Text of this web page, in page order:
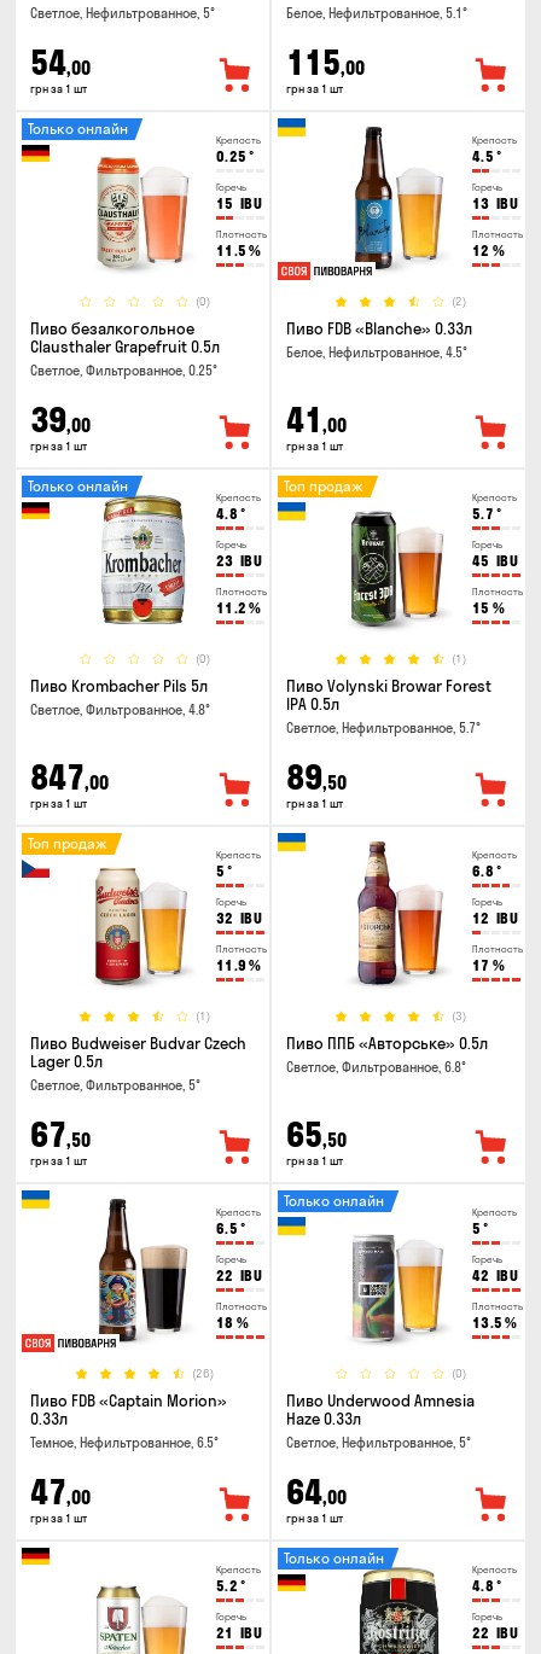
Светлое, Нефильтрованное, 5°
54,00
грн за 1 шт
Белое, Нефильтрованное, 5.1°
115,00
грн за 1 шт
Крепость
0.25 °
Горечь
15 IBU
Плотность
11.5 %
(0)
Только онлайн
Пиво безалкогольное
Clausthaler Grapefruit 0.5л
Светлое, Фильтрованное, 0.25°
39,00
грн за 1 шт
Крепость
4.5 °
Горечь
13 IBU
Плотность
12 %
(2)
Пиво FDB «Blanche» 0.33л
Белое, Нефильтрованное, 4.5°
41 ,00
грн за 1 шт
Крепость
4.8 °
Горечь
23 IBU
Плотность
11.2 %
(0)
Только онлайн
Пиво Krombacher Pils 5л
Светлое, Фильтрованное, 4.8°
847,00
грн за 1 шт
Крепость
5.7 °
Горечь
45 IBU
Плотность
15 %
(1)
Топ продаж
Пиво Volynski Browar Forest
IPA 0.5л
Светлое, Нефильтрованное, 5.7°
89,50
грн за 1 шт
Крепость
5 °
Горечь
32 IBU
Плотность
11.9 %
(1)
Топ продаж
Пиво Budweiser Budvar Czech
Lager 0.5л
Светлое, Фильтрованное, 5°
67,50
грн за 1 шт
Крепость
6.8 °
Горечь
12 IBU
Плотность
17 %
(3)
Пиво ППБ «Авторське» 0.5л
Светлое, Фильтрованное, 6.8°
65,50
грн за 1 шт
Крепость
6.5 °
Горечь
22 IBU
Плотность
18 %
(26)
Пиво FDB «Captain Morion»
0.33л
Темное, Нефильтрованное, 6.5°
47,00
грн за 1 шт
Крепость
5 °
Горечь
42 IBU
Плотность
13.5 %
(0)
Только онлайн
Пиво Underwood Amnesia
Haze 0.33л
Светлое, Нефильтрованное, 5°
64,00
грн за 1 шт
Крепость
5.2 °
Горечь
21 IBU
Крепость
4.8 °
Горечь
22 IBU
Только онлайн